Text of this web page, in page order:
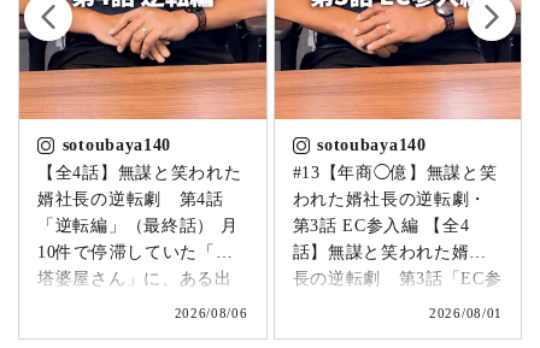
sotoubaya140
【全4話】無謀と笑われた
婿社長の逆転劇 第4話
「逆転編」（最終話） 月
10件で停滞していた「卒
塔婆屋さん」に、ある出
来事が起こります。▶
2026/08/06
sotoubaya140
#13【年商◯億】無謀と笑
われた婿社長の逆転劇・
第3話 EC参入編 【全4
話】無謀と笑われた婿社
長の逆転劇 第3話「EC参
2026/08/01